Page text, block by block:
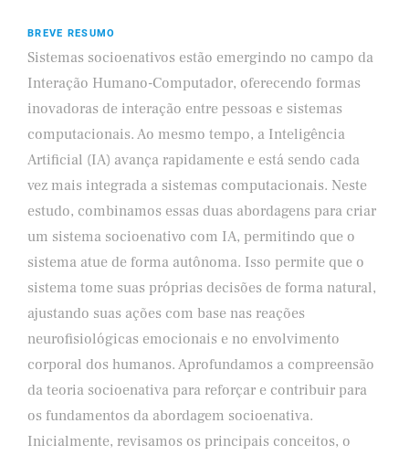
BREVE RESUMO
Sistemas socioenativos estão emergindo no campo da
Interação Humano-Computador, oferecendo formas
inovadoras de interação entre pessoas e sistemas
computacionais. Ao mesmo tempo, a Inteligência
Artificial (IA) avança rapidamente e está sendo cada
vez mais integrada a sistemas computacionais. Neste
estudo, combinamos essas duas abordagens para criar
um sistema socioenativo com IA, permitindo que o
sistema atue de forma autônoma. Isso permite que o
sistema tome suas próprias decisões de forma natural,
ajustando suas ações com base nas reações
neurofisiológicas emocionais e no envolvimento
corporal dos humanos. Aprofundamos a compreensão
da teoria socioenativa para reforçar e contribuir para
os fundamentos da abordagem socioenativa.
Inicialmente, revisamos os principais conceitos, o